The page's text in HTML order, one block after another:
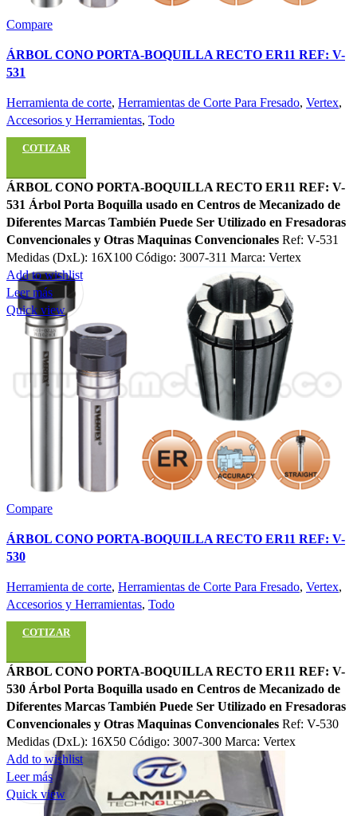
Compare
ÁRBOL CONO PORTA-BOQUILLA RECTO ER11 REF: V-
531
Herramienta de corte, Herramientas de Corte Para Fresado, Vertex,
Accesorios y Herramientas, Todo
COTIZAR
ÁRBOL CONO PORTA-BOQUILLA RECTO ER11 REF: V-
531 Árbol Porta Boquilla usado en Centros de Mecanizado de
Diferentes Marcas También Puede Ser Utilizado en Fresadoras
Convencionales y Otras Maquinas Convencionales Ref: V-531
Medidas (DxL): 16X100 Código: 3007-311 Marca: Vertex
Add to wishlist
Leer más
Quick view
Compare
ÁRBOL CONO PORTA-BOQUILLA RECTO ER11 REF: V-
530
Herramienta de corte, Herramientas de Corte Para Fresado, Vertex,
Accesorios y Herramientas, Todo
COTIZAR
ÁRBOL CONO PORTA-BOQUILLA RECTO ER11 REF: V-
530 Árbol Porta Boquilla usado en Centros de Mecanizado de
Diferentes Marcas También Puede Ser Utilizado en Fresadoras
Convencionales y Otras Maquinas Convencionales Ref: V-530
Medidas (DxL): 16X50 Código: 3007-300 Marca: Vertex
Add to wishlist
Leer más
Quick view